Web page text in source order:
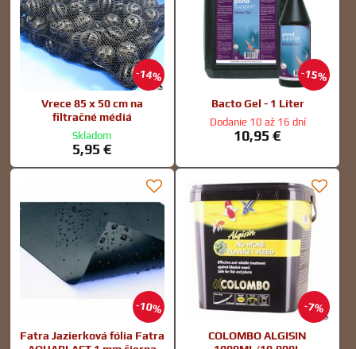
14%
Vrece 85 x 50 cm na
filtračné médiá
Skladom
5,95 €
15%
Bacto Gel - 1 Liter
Dodanie 10 až 16 dní
10,95 €
10%
Fatra Jazierková fólia Fatra
7%
COLOMBO ALGISIN